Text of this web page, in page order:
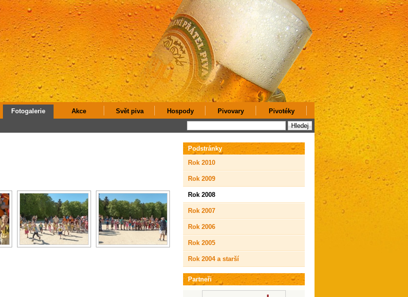
Fotogalerie Akce Svět piva Hospody Pivovary Pivotéky
Podstránky
Rok 2010
Rok 2009
Rok 2008
Rok 2007
Rok 2006
Rok 2005
Rok 2004 a starší
Partneři